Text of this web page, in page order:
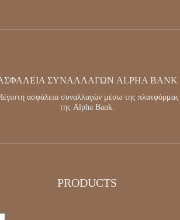
ΣΥΝΑΛΛΑΓΏΝ ALPHA BANK
ασφάλεια συναλλαγών μέσω της πλατφόρμας
της Alpha Bank.
PRODUCTS